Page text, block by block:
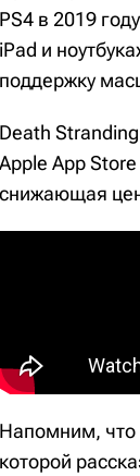
PS4 в 2019
iPad и
поддержку
Death
Apple App
снижающая
Напомним, что
которой